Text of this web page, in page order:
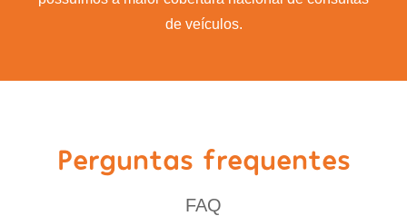
de veículos.
Perguntas frequentes
FAQ